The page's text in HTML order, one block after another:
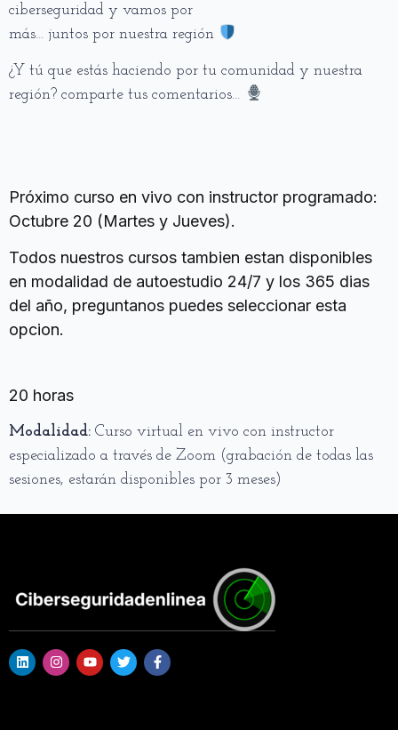
ciberseguridad y vamos por
más… juntos por nuestra región
¿Y tú que estás haciendo por tu comunidad y nuestra
región? comparte tus comentarios…
Próximo curso en vivo con instructor programado:
Octubre 20 (Martes y Jueves).
Todos nuestros cursos tambien estan disponibles
en modalidad de autoestudio 24/7 y los 365 dias
del año, preguntanos puedes seleccionar esta
opcion.
20 horas
Modalidad: Curso virtual en vivo con instructor
especializado a través de Zoom (grabación de todas las
sesiones, estarán disponibles por 3 meses)